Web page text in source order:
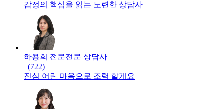
감정의 핵심을 읽는 노련한 상담사
하용희 전문전문 상담사
(722)
진심 어린 마음으로 조력 할게요